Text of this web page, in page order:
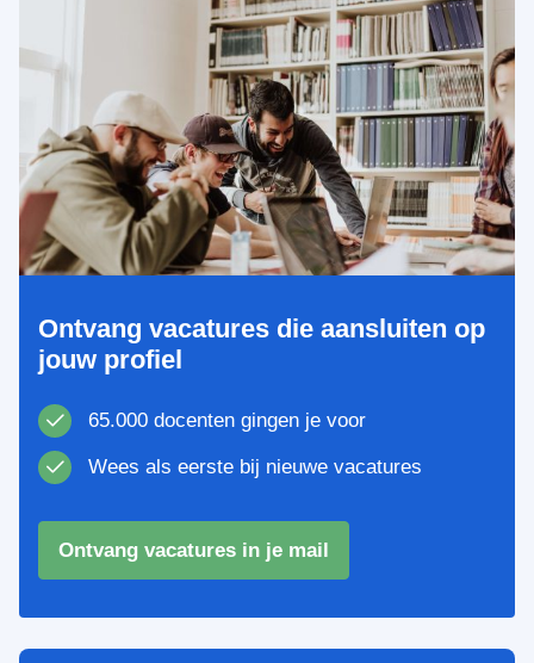
Ontvang vacatures die aansluiten op
jouw profiel
65.000 docenten gingen je voor
Wees als eerste bij nieuwe vacatures
Ontvang vacatures in je mail